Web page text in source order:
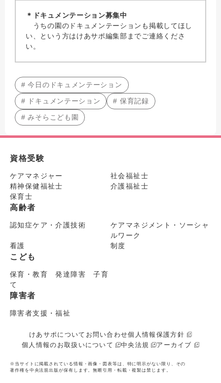
＊ドキュメンテーション募集中
うちの園のドキュメンテーションも掲載してほし
い、という方はけあサポ編集部までご連絡くださ
い。
# 今日のドキュメンテーション
# ドキュメンテーション # 保育記録
# みそらこども園
資格受験
ケアマネジャー
社会福祉士
精神保健福祉士
介護福祉士
保育士
高齢者
認知症ケア・介護技術
ケアマネジメント・ソーシャ
ルワーク
看護
制度
こども
保育・教育 発達障害 子育
て
障害者
障害者支援・福祉
けあサポについて お問い合わせ個人情報保護方針
個人情報のお取扱いについて
中央法規 アーカイブ
※当サイトに掲載されている情報・画像・図表等は、特に明示がない限り、その
著作権を中央法規出版が保有します。無断引用・転載・複製は禁じます。